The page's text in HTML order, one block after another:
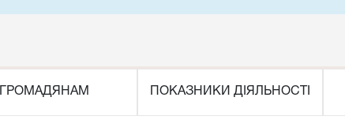
ГРОМАДЯНАМ ПОКАЗНИКИ ДІЯЛЬНОСТІ